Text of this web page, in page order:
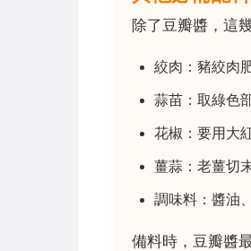
除了豆瓣醬，這
絞肉：豬絞肉
蒜苗：取綠色
花椒：要用大
薑蒜：老薑切
調味料：醬油
備料時，豆瓣醬